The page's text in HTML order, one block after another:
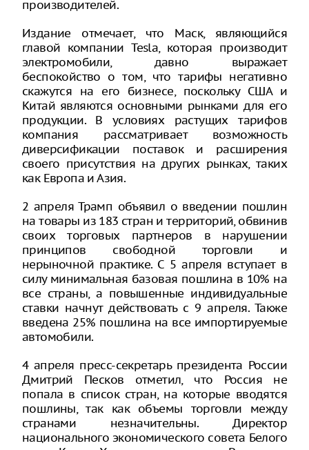
производителей.
Издание отмечает, что Маск, являющийся
главой компании Tesla, которая производит
электромобили, давно выражает
беспокойство о том, что тарифы негативно
скажутся на его бизнесе, поскольку США и
Китай являются основными рынками для его
продукции. В условиях растущих тарифов
компания рассматривает возможность
диверсификации поставок и расширения
своего присутствия на других рынках, таких
как Европа и Азия.
2 апреля Трамп объявил о введении пошлин
на товары из 183 стран и территорий, обвинив
своих торговых партнеров в нарушении
принципов свободной торговли и
нерыночной практике. С 5 апреля вступает в
силу минимальная базовая пошлина в 10% на
все страны, а повышенные индивидуальные
ставки начнут действовать с 9 апреля. Также
введена 25% пошлина на все импортируемые
автомобили.
4 апреля пресс-секретарь президента России
Дмитрий Песков отметил, что Россия не
попала в список стран, на которые вводятся
пошлины, так как объемы торговли между
странами незначительны. Директор
национального экономического совета Белого